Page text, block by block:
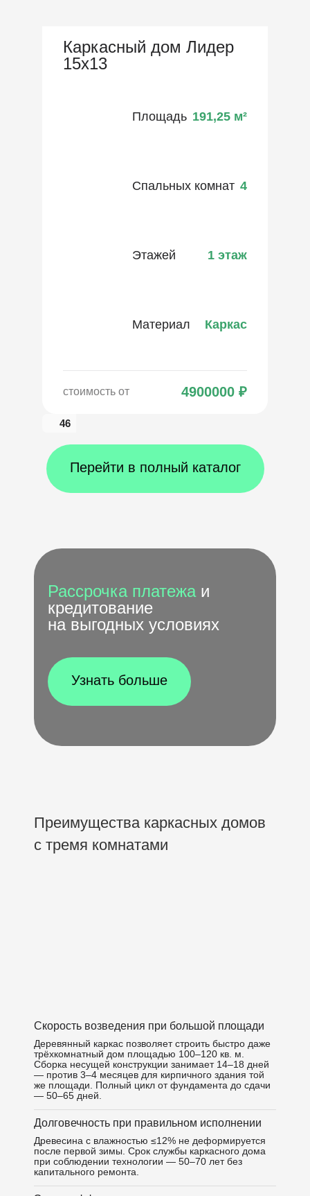
Каркасный дом Лидер
15х13
Площадь 191,25 м²
Спальных комнат 4
Этажей 1 этаж
Материал Каркас
стоимость от 4900000 ₽
46
Перейти в полный каталог
Рассрочка платежа и
кредитование
на выгодных условиях
Узнать больше
Преимущества каркасных домов
с тремя комнатами
Скорость возведения при большой площади
Деревянный каркас позволяет строить быстро даже
трёхкомнатный дом площадью 100–120 кв. м.
Сборка несущей конструкции занимает 14–18 дней
— против 3–4 месяцев для кирпичного здания той
же площади. Полный цикл от фундамента до сдачи
— 50–65 дней.
Долговечность при правильном исполнении
Древесина с влажностью ≤12% не деформируется
после первой зимы. Срок службы каркасного дома
при соблюдении технологии — 50–70 лет без
капитального ремонта.